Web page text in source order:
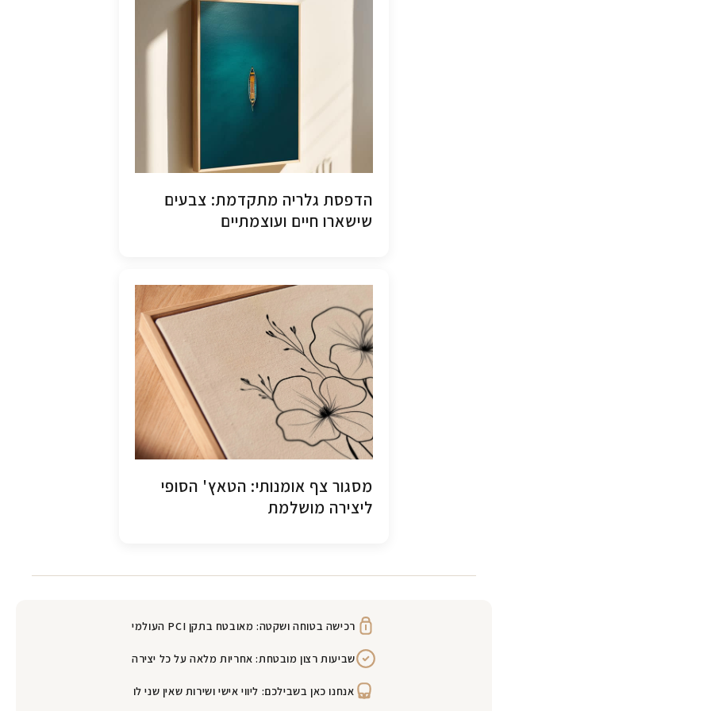
הדפסת גלריה מתקדמת: צבעים
שישארו חיים ועוצמתיים
מסגור צף אומנותי: הטאץ' הסופי
ליצירה מושלמת
רכישה בטוחה ושקטה: מאובטח בתקן PCI העולמי
שביעות רצון מובטחת: אחריות מלאה על כל יצירה
אנחנו כאן בשבילכם: ליווי אישי ושירות שאין שני לו